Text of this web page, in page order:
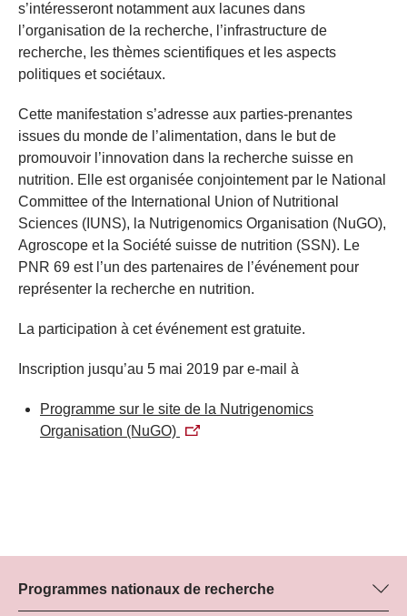
s’intéresseront notamment aux lacunes dans
l’organisation de la recherche, l’infrastructure de
recherche, les thèmes scientifiques et les aspects
politiques et sociétaux.
Cette manifestation s’adresse aux parties-prenantes
issues du monde de l’alimentation, dans le but de
promouvoir l’innovation dans la recherche suisse en
nutrition. Elle est organisée conjointement par le National
Committee of the International Union of Nutritional
Sciences (IUNS), la Nutrigenomics Organisation (NuGO),
Agroscope et la Société suisse de nutrition (SSN). Le
PNR 69 est l’un des partenaires de l’événement pour
représenter la recherche en nutrition.
La participation à cet événement est gratuite.
Inscription jusqu’au 5 mai 2019 par e-mail à
Programme sur le site de la Nutrigenomics
Organisation (NuGO)
Programmes nationaux de recherche